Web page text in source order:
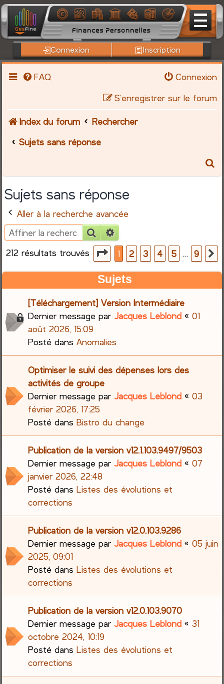
Connexion Inscription
FAQ
Connexion
S’enregistrer sur le forum
Index du forum
Rechercher
Sujets sans réponse
e
r
Sujets sans réponse
Aller à la recherche avancée
Rechercher
212 résultats trouvés
Page1sur
1 2 3 4 5 … 9
Sujets
[Téléchargement] Version Intermédiaire
Dernier message parJacques Leblond «01
août 2026, 15:09
Posté dansAnomalies
Optimiser le suivi des dépenses lors des
activités de groupe
Dernier message parJacques Leblond «03
février 2026, 17:25
Posté dansBistro du change
Publication de la version v12.1.103.9497/9503
Dernier message parJacques Leblond «07
janvier 2026, 22:48
Posté dansListes des évolutions et
corrections
Publication de la version v12.0.103.9286
Dernier message parJacques Leblond «05 juin
2025, 09:01
Posté dansListes des évolutions et
corrections
Publication de la version v12.0.103.9070
Dernier message parJacques Leblond «31
octobre 2024, 10:19
Posté dansListes des évolutions et
corrections